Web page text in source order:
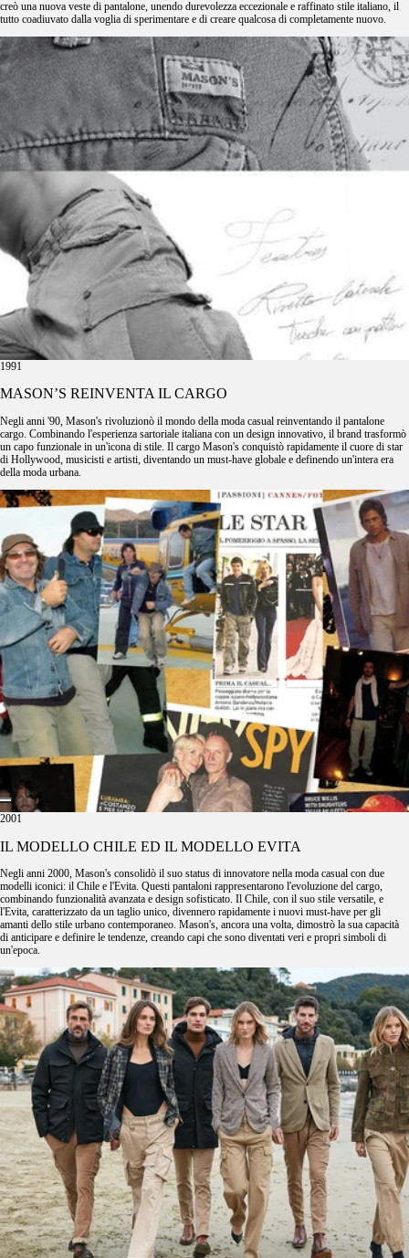
creò una nuova veste di pantalone, unendo durevolezza eccezionale e raffinato stile italiano, il
tutto coadiuvato dalla voglia di sperimentare e di creare qualcosa di completamente nuovo.
1991
MASON’S REINVENTA IL CARGO
Negli anni '90, Mason's rivoluzionò il mondo della moda casual reinventando il pantalone
cargo. Combinando l'esperienza sartoriale italiana con un design innovativo, il brand trasformò
un capo funzionale in un'icona di stile. Il cargo Mason's conquistò rapidamente il cuore di star
di Hollywood, musicisti e artisti, diventando un must-have globale e definendo un'intera era
della moda urbana.
2001
IL MODELLO CHILE ED IL MODELLO EVITA
Negli anni 2000, Mason's consolidò il suo status di innovatore nella moda casual con due
modelli iconici: il Chile e l'Evita. Questi pantaloni rappresentarono l'evoluzione del cargo,
combinando funzionalità avanzata e design sofisticato. Il Chile, con il suo stile versatile, e
l'Evita, caratterizzato da un taglio unico, divennero rapidamente i nuovi must-have per gli
amanti dello stile urbano contemporaneo. Mason's, ancora una volta, dimostrò la sua capacità
di anticipare e definire le tendenze, creando capi che sono diventati veri e propri simboli di
un'epoca.